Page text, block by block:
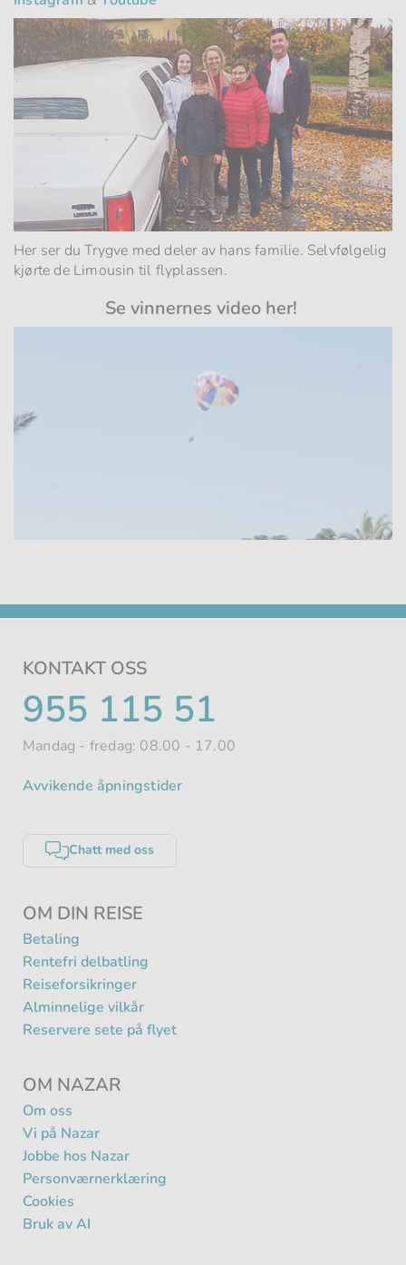
Her ser du Trygve med deler av hans familie. Selvfølgelig
kjørte de Limousin til flyplassen.
Se vinnernes video her!
OM DIN REISE
Betaling
Rentefri delbatling
Reiseforsikringer
Alminnelige vilkår
Reservere sete på flyet
OM NAZAR
Om oss
Vi på Nazar
Jobbe hos Nazar
Personværnerklæring
Cookies
Bruk av AI
KONTAKT OSS
TELEFONNUMMER
955 115 51
Mandag - fredag: 08.00 - 17.00
Avvikende åpningstider
Chatt med oss